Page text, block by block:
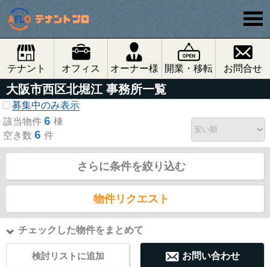
テナント オフィス オーナー様 開業・移転 お問合せ
大阪市西区北堀江 事務所一覧
募集中のみ表示
該当物件 6 棟
空き数 6 件
さらに条件を絞り込む
物件リクエスト
チェックした物件をまとめて
検討リストに追加 お問い合わせ